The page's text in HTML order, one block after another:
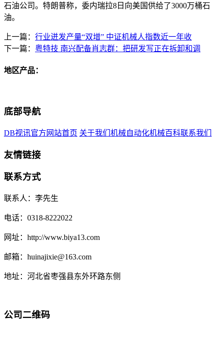
石油公司。特朗普称，委内瑞拉8日向美国供给了3000万桶石
油。
上一篇： 行业迸发产量“双增” 中证机械人指数近一年收
下一篇： 粤特技 南兴配备肖志群：把研发写正在拆卸和调
地区产品：
底部导航
DB视讯官方网站首页 关于我们 机械自动化机械百科联系我们
友情链接
联系方式
联系人：李先生
电话：0318-8222022
网址：http://www.biya13.com
邮箱：huinajixie@163.com
地址：河北省枣强县东外环路东侧
公司二维码